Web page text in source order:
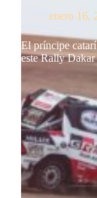
enero 16,
El príncipe
este Rally